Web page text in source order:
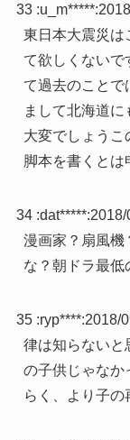
33 :u_m*****:
東日本大震災は
て欲しくないで
て過去のことで
まして北海道
大変でしょうこ
脚本を書くと
34 :dat*****:2018/
漫画家？扇風機
な？朝ドラ最低
35 :ryp****:2018/
律は知らないと
の子供じゃなか
らく、より子の